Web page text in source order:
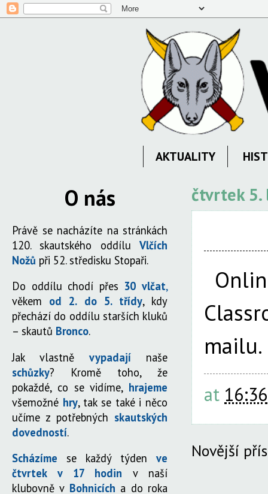
AKTUALITY
čtvrtek 5.
mailu.
at 16:36
Novější
O nás
Právě se nacházíte na stránkách
120. skautského oddílu Vlčích
Nožů při 52. středisku Stopaři.
Do oddílu chodí přes 30 vlčat,
věkem od 2. do 5. třídy, kdy
přechází do oddílu starších kluků
– skautů Bronco.
Jak vlastně vypadají
naše
schůzky? Kromě toho, že
pokaždé, co se vidíme, hrajeme
všemožné hry, tak se také i něco
učíme z potřebných skautských
dovedností.
Scházíme
se každý týden ve
čtvrtek v 17 hodin v naší
klubovně v Bohnicích a do roka